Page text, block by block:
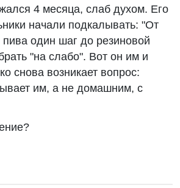
4 месяца, слаб духом. Его
начали подкалывать: "От
пива один шаг до резиновой
"на слабо". Вот он им и
снова возникает вопрос:
им, а не домашним, с